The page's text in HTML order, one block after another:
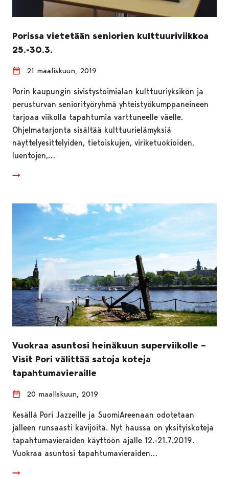
Porissa vietetään seniorien kulttuuriviikkoa
25.-30.3.
21 maaliskuun, 2019
Porin kaupungin sivistystoimialan kulttuuriyksikön ja
perusturvan seniorityöryhmä yhteistyökumppaneineen
tarjoaa viikolla tapahtumia varttuneelle väelle.
Ohjelmatarjonta sisältää kulttuurielämyksiä
näyttelyesittelyiden, tietoiskujen, viriketuokioiden,
luentojen,…
Vuokraa asuntosi heinäkuun superviikolle –
Visit Pori välittää satoja koteja
tapahtumavieraille
20 maaliskuun, 2019
Kesällä Pori Jazzeille ja SuomiAreenaan odotetaan
jälleen runsaasti kävijöitä. Nyt haussa on yksityiskoteja
tapahtumavieraiden käyttöön ajalle 12.-21.7.2019.
Vuokraa asuntosi tapahtumavieraiden…